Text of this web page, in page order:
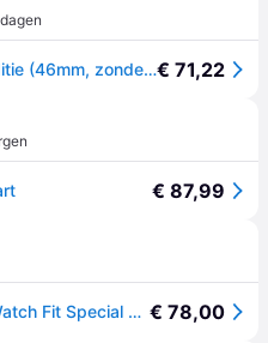
Huawei Horloge Fit Speciale Editie (46mm, zonder simkaart), Smartwatches€ 71,22
€ 87,99
Aangesloten horloge Huawei Watch Fit Special Edition - Noir € 78,00